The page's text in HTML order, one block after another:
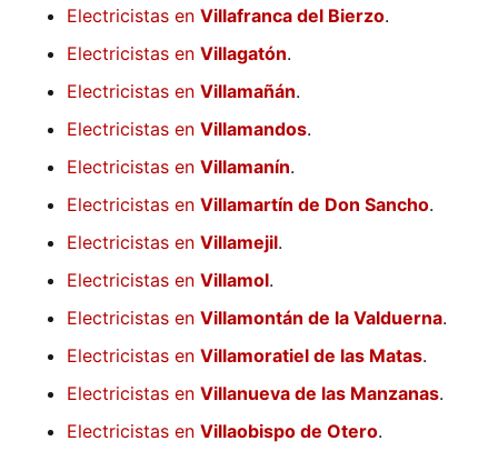
Electricistas en Villafranca del Bierzo.
Electricistas en Villagatón.
Electricistas en Villamañán.
Electricistas en Villamandos.
Electricistas en Villamanín.
Electricistas en Villamartín de Don Sancho.
Electricistas en Villamejil.
Electricistas en Villamol.
Electricistas en Villamontán de la Valduerna.
Electricistas en Villamoratiel de las Matas.
Electricistas en Villanueva de las Manzanas.
Electricistas en Villaobispo de Otero.